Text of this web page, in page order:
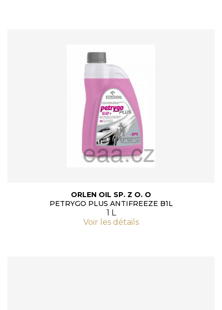
ORLEN OIL SP. Z O. O
PETRYGO PLUS ANTIFREEZE B1L
1 L
Voir les détails